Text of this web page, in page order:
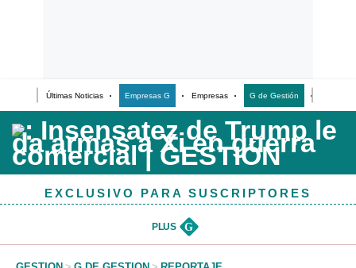
Últimas Noticias Empresas G Empresas G de Gestión
Últimas Noticias
Casos de Estudio
Columnistas
InfografíasEXCLUSIVO PARA SUSCRIPTORES
PLUS G